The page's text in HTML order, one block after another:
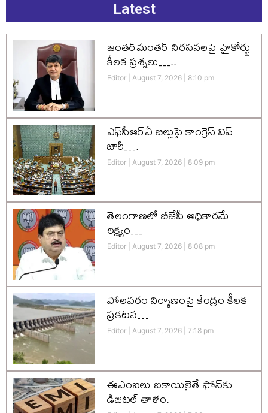
Latest
జంతర్‌మంతర్ నిరసనలపై హైకోర్టు
కీలక ప్రశ్నలు…..
Editor August 7, 2026 8:10 pm
ఎఫ్‌సీఆర్‌ఏ బిల్లుపై కాంగ్రెస్ విప్
జారీ….
Editor August 7, 2026 8:09 pm
తెలంగాణలో బీజేపీ అధికారమే
లక్ష్యం…
Editor August 7, 2026 8:08 pm
పోలవరం నిర్మాణంపై కేంద్రం కీలక
ప్రకటన…
Editor August 7, 2026 7:18 pm
ఈఎంఐలు బకాయిలైతే ఫోన్‌కు
డిజిటల్ తాళం.